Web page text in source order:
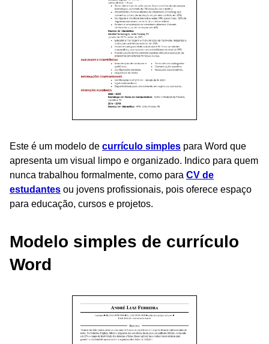
Este é um modelo de currículo simples para Word que
apresenta um visual limpo e organizado. Indico para quem
nunca trabalhou formalmente, como para CV de
estudantes ou jovens profissionais, pois oferece espaço
para educação, cursos e projetos.
Modelo simples de currículo
Word